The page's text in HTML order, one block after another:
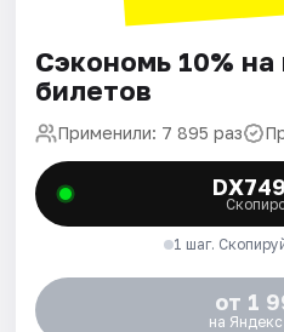
Сэкономь 10% на
билетов
Применили: 7 895 раз
1 шаг.
от 1
на